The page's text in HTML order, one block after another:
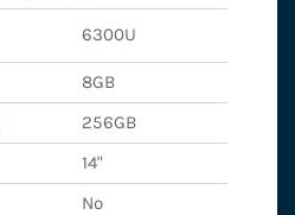
6300U
8GB
256GB
14"
No